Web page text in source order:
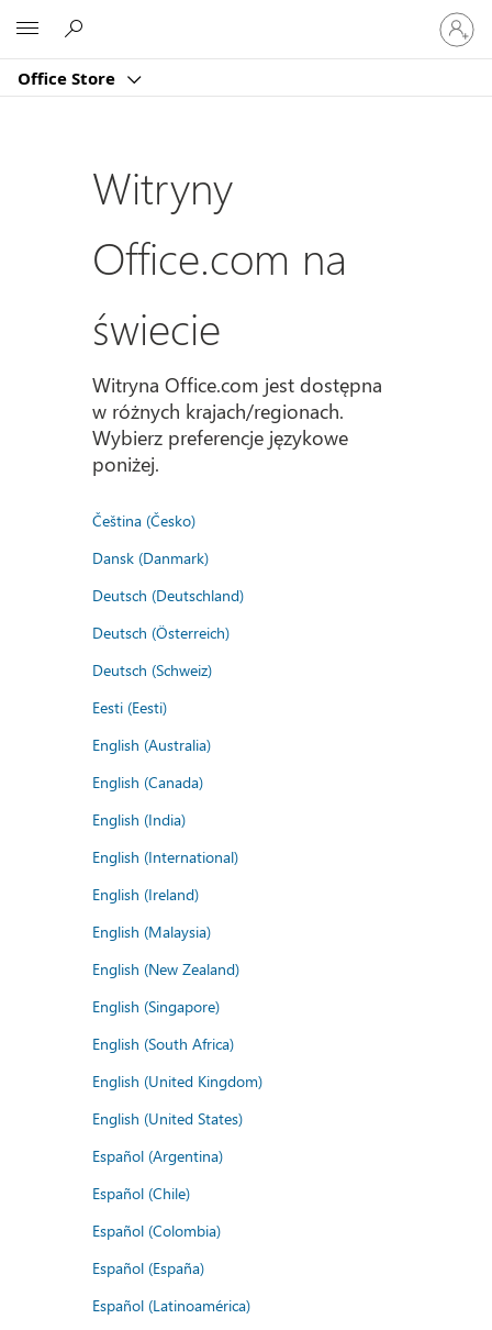
Office Store
Zaloguj
się
do
konta
Witryny
Office.com na
świecie
Witryna Office.com jest dostępna
w różnych krajach/regionach.
Wybierz preferencje językowe
poniżej.
Čeština (Česko)
Dansk (Danmark)
Deutsch (Deutschland)
Deutsch (Österreich)
Deutsch (Schweiz)
Eesti (Eesti)
English (Australia)
English (Canada)
English (India)
English (International)
English (Ireland)
English (Malaysia)
English (New Zealand)
English (Singapore)
English (South Africa)
English (United Kingdom)
English (United States)
Español (Argentina)
Español (Chile)
Español (Colombia)
Español (España)
Español (Latinoamérica)